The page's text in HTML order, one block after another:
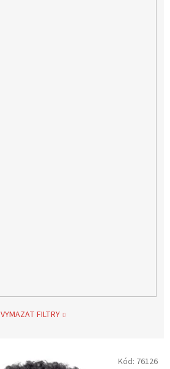
VYMAZAT FILTRY
Kód: 76126